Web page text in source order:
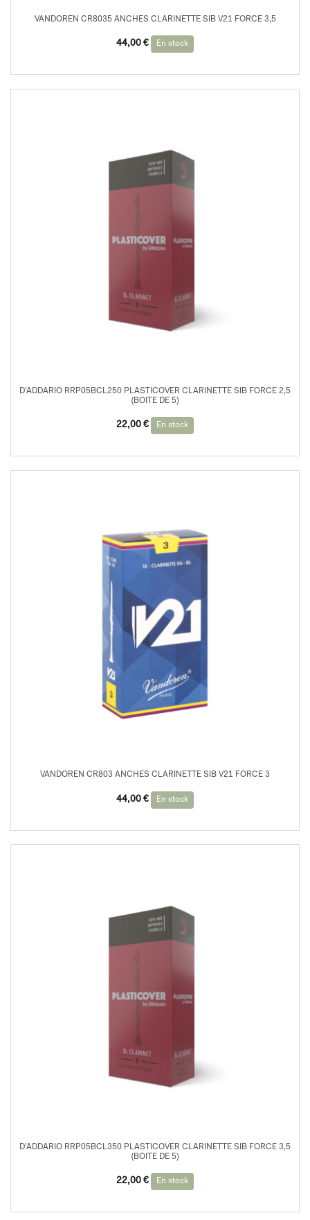
VANDOREN CR8035 ANCHES CLARINETTE SIB V21 FORCE 3,5
44,00 € En stock
D’ADDARIO RRP05BCL250 PLASTICOVER CLARINETTE SIB FORCE 2,5
(BOITE DE 5)
22,00 € En stock
VANDOREN CR803 ANCHES CLARINETTE SIB V21 FORCE 3
44,00 € En stock
D’ADDARIO RRP05BCL350 PLASTICOVER CLARINETTE SIB FORCE 3,5
(BOITE DE 5)
22,00 € En stock